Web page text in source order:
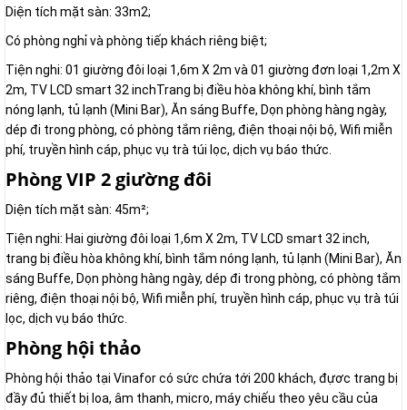
Diện tích mặt sàn: 33m2;
Có phòng nghỉ và phòng tiếp khách riêng biệt;
Tiện nghi: 01 giường đôi loại 1,6m X 2m và 01 giường đơn loại 1,2m X
2m, TV LCD smart 32 inchTrang bị điều hòa không khí, bình tắm
nóng lạnh, tủ lạnh (Mini Bar), Ăn sáng Buffe, Dọn phòng hàng ngày,
dép đi trong phòng, có phòng tắm riêng, điện thoại nội bộ, Wifi miễn
phí, truyền hình cáp, phục vụ trà túi lọc, dịch vụ báo thức.
Phòng VIP 2 giường đôi
Diện tích mặt sàn: 45m²;
Tiện nghi: Hai giường đôi loại 1,6m X 2m, TV LCD smart 32 inch,
trang bị điều hòa không khí, bình tắm nóng lạnh, tủ lạnh (Mini Bar), Ăn
sáng Buffe, Dọn phòng hàng ngày, dép đi trong phòng, có phòng tắm
riêng, điện thoại nội bộ, Wifi miễn phí, truyền hình cáp, phục vụ trà túi
lọc, dịch vụ báo thức.
Phòng hội thảo
Phòng hội thảo tại Vinafor có sức chứa tới 200 khách, đựơc trang bị
đầy đủ thiết bị loa, âm thanh, micro, máy chiếu theo yêu cầu của